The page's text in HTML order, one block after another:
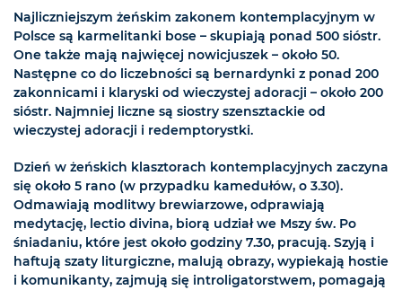
Najliczniejszym żeńskim zakonem kontemplacyjnym w
Polsce są karmelitanki bose – skupiają ponad 500 sióstr.
One także mają najwięcej nowicjuszek – około 50.
Następne co do liczebności są bernardynki z ponad 200
zakonnicami i klaryski od wieczystej adoracji – około 200
sióstr. Najmniej liczne są siostry szensztackie od
wieczystej adoracji i redemptorystki.
Dzień w żeńskich klasztorach kontemplacyjnych zaczyna
się około 5 rano (w przypadku kamedułów, o 3.30).
Odmawiają modlitwy brewiarzowe, odprawiają
medytację, lectio divina, biorą udział we Mszy św. Po
śniadaniu, które jest około godziny 7.30, pracują. Szyją i
haftują szaty liturgiczne, malują obrazy, wypiekają hostie
i komunikanty, zajmują się introligatorstwem, pomagają